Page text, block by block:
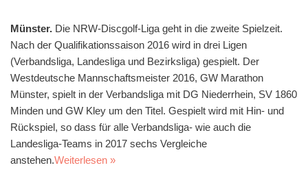
Münster. Die NRW-Discgolf-Liga geht in die zweite Spielzeit.
Nach der Qualifikationssaison 2016 wird in drei Ligen
(Verbandsliga, Landesliga und Bezirksliga) gespielt. Der
Westdeutsche Mannschaftsmeister 2016, GW Marathon
Münster, spielt in der Verbandsliga mit DG Niederrhein, SV 1860
Minden und GW Kley um den Titel. Gespielt wird mit Hin- und
Rückspiel, so dass für alle Verbandsliga- wie auch die
Landesliga-Teams in 2017 sechs Vergleiche
anstehen.Weiterlesen »